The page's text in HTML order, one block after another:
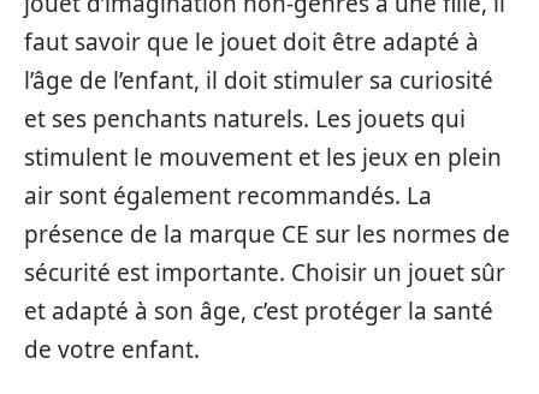
faut savoir que le jouet doit être adapté à
l’âge de l’enfant, il doit stimuler sa curiosité
et ses penchants naturels. Les jouets qui
stimulent le mouvement et les jeux en plein
air sont également recommandés. La
présence de la marque CE sur les normes de
sécurité est importante. Choisir un jouet sûr
et adapté à son âge, c’est protéger la santé
de votre enfant.